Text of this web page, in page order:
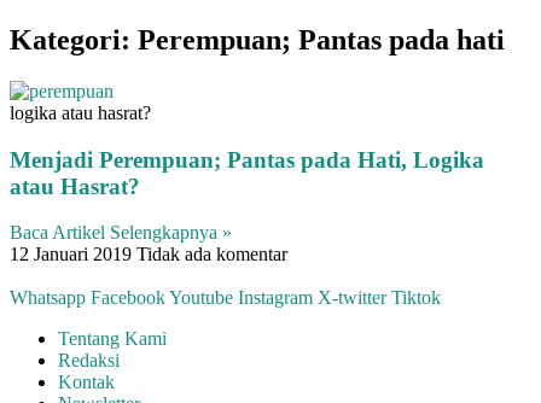
Kategori: Perempuan; Pantas pada hati
logika atau hasrat?
Menjadi Perempuan; Pantas pada Hati, Logika
atau Hasrat?
Baca Artikel Selengkapnya »
12 Januari 2019 Tidak ada komentar
Whatsapp FacebookYoutube Instagram X-twitter Tiktok
Tentang Kami
Redaksi
Kontak